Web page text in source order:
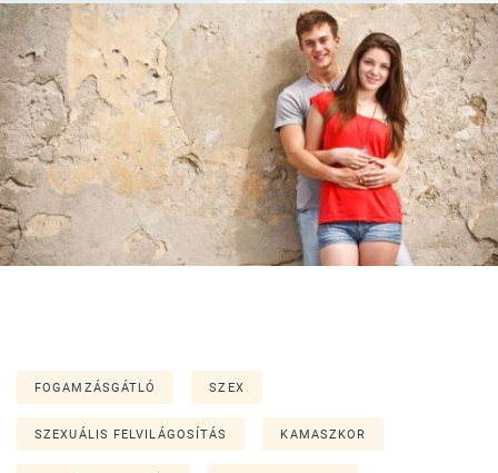
FOGAMZÁSGÁTLÓ SZEX
SZEXUÁLIS FELVILÁGOSÍTÁS KAMASZKOR